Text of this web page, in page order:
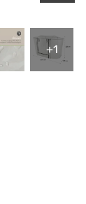
+1